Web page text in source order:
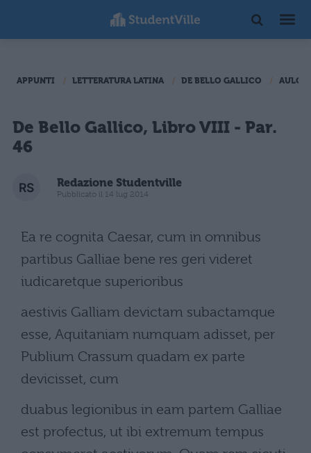
APPUNTI LETTERATURA LATINA DE BELLO GALLICO AULO
De Bello Gallico, Libro VIII - Par.
46
Redazione Studentville
Pubblicato il 14 lug 2014
Ea re cognita Caesar, cum in omnibus
partibus Galliae bene res geri videret
iudicaretque superioribus
aestivis Galliam devictam subactamque
esse, Aquitaniam numquam adisset, per
Publium Crassum quadam ex parte
devicisset, cum
duabus legionibus in eam partem Galliae
est profectus, ut ibi extremum tempus